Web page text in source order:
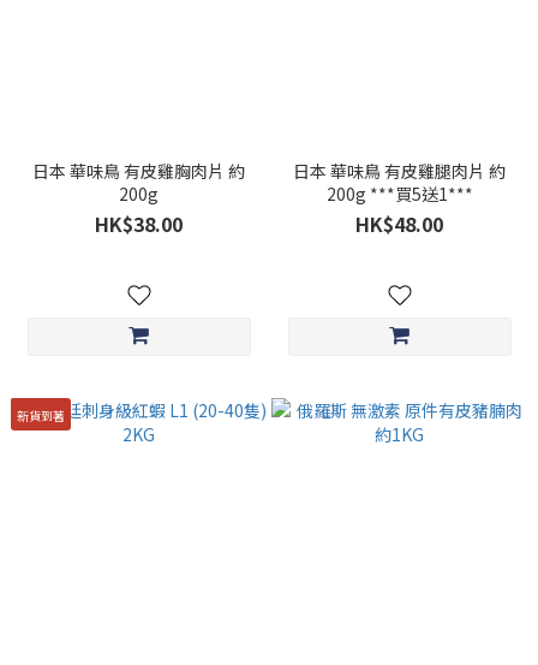
日本 華味鳥 有皮雞胸肉片 約
200g
HK$38.00
日本 華味鳥 有皮雞腿肉片 約
200g ***買5送1***
HK$48.00
新貨到著